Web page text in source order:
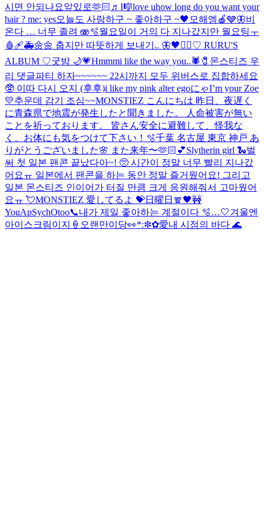
시면 안되나요앞있로🫶🏻 ♬I🎼love uhow long do you want your
hair ? me: yes오늘도 사랑하구 ~ 좋아하구 ~🖤 모해엥🍎🩶🦋비
온다 … 너무 졸려 🫨🫧월요일이 거의 다 지나갔지만 월요팅ㅜ
🩸🩹🚑🌼🌼 춥지만 따뜻하게 보내기.. 🦋🖤❤️‍🔥♡ RURU'S
ALBUM ♡굿밤 🌙💗Hmmmi like the way you..🕷️🧷 몬스티즈 우
리 댓글파티 하자~~~~~~ 22시까지 모두 위버스로 집합하세요
🥸 이따 다시 오지 (후후)i like my pink alter egoにゃI’m your Zoe
💛추운데 감기 조심~~MONSTIEZ こんにちは 昨日、夜遅く
に青森県で地震が発生したと聞きました。 人命被害が無い
ことを祈っております。 皆さん安全に避難して、怪我な
く、お体にも気をつけて下さい！ 🫧千葉 名古屋 東京 神戸 あ
りがとうございました🌸 また来年〜🫶🏻💕Slytherin girl 🐍벌
써 첫 일본 팬콘 끝났다아~! 🥺 시간이 정말 너무 빨리 지나갔
어요ㅠ 일본에서 팬콘을 하는 동안 정말 즐거웠어요! 그리고
일본 몬스티즈 인이어가 터질 만큼 크게 응원해줘서 고마웠어
요ㅠ 💘MONSTIEZ 愛してるよ 💝日曜日🧣 🖤🚧
YouApSychOtoo📞내가 제일 좋아하는 계절이다 🫧…🤍겨울엔
아이스크림이지🍦 오랜만이당👀*:✼✿愛내 시점의 바다 🌊